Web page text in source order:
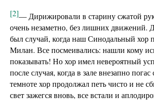
[2]— Дирижировали в старину сжатой
очень незаметно, без лишних движений.
был случай, когда наш Синодальный хор
Милан. Все посмеивались: нашли кому
показывать! Но хор имел невероятный
после случая, когда в зале внезапно
темноте хор продолжал петь чисто и не
свет зажегся вновь, все встали и